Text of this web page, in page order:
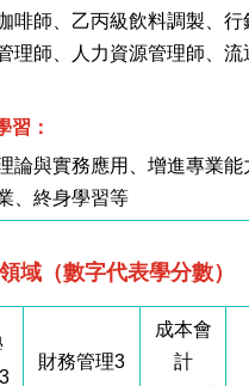
啡師、乙丙級飲料調製、行
理師、人力資源管理師、流
習：
論與實務應用、增進專業能
、終身學習等
域（數字代表學分數）
財務管理3
成本會
計